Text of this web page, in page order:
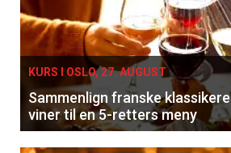
KURS I OSLO, 27. AUGUST
Sammenlign franske
viner til en 5-retters meny